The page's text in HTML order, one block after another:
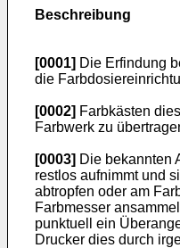
Beschreibung
[0001] Die Erfindung
die
[0002] Farbkästen
Farbwerk zu
[0003] Die bekannten
restlos aufnimmt und
abtropfen oder am
Farbmesser
punktuell ein
Drucker dies durch